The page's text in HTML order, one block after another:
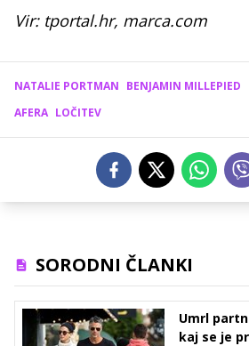
Vir: tportal.hr, marca.com
NATALIE PORTMAN BENJAMIN MILLEPIED
AFERA LOČITEV
SORODNI ČLANKI
Umrl
kaj se je